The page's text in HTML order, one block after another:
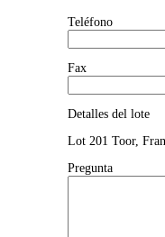
Teléfono
Fax
Detalles del lote
Lot 201 Toor,
Pregunta